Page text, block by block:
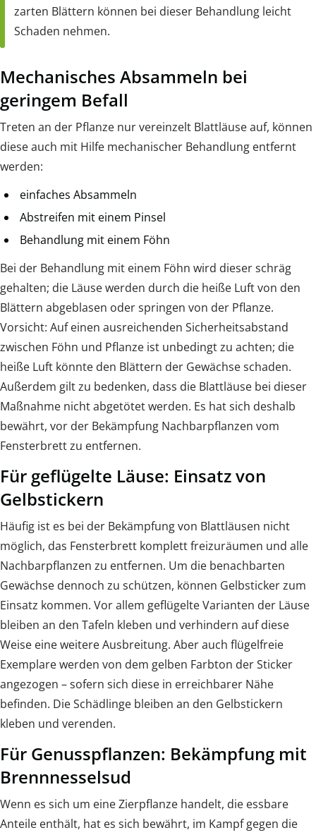
zarten Blättern können bei dieser Behandlung leicht
Schaden nehmen.
Mechanisches Absammeln bei
geringem Befall
Treten an der Pflanze nur vereinzelt Blattläuse auf, können
diese auch mit Hilfe mechanischer Behandlung entfernt
werden:
einfaches Absammeln
Abstreifen mit einem Pinsel
Behandlung mit einem Föhn
Bei der Behandlung mit einem Föhn wird dieser schräg
gehalten; die Läuse werden durch die heiße Luft von den
Blättern abgeblasen oder springen von der Pflanze.
Vorsicht: Auf einen ausreichenden Sicherheitsabstand
zwischen Föhn und Pflanze ist unbedingt zu achten; die
heiße Luft könnte den Blättern der Gewächse schaden.
Außerdem gilt zu bedenken, dass die Blattläuse bei dieser
Maßnahme nicht abgetötet werden. Es hat sich deshalb
bewährt, vor der Bekämpfung Nachbarpflanzen vom
Fensterbrett zu entfernen.
Für geflügelte Läuse: Einsatz von
Gelbstickern
Häufig ist es bei der Bekämpfung von Blattläusen nicht
möglich, das Fensterbrett komplett freizuräumen und alle
Nachbarpflanzen zu entfernen. Um die benachbarten
Gewächse dennoch zu schützen, können Gelbsticker zum
Einsatz kommen. Vor allem geflügelte Varianten der Läuse
bleiben an den Tafeln kleben und verhindern auf diese
Weise eine weitere Ausbreitung. Aber auch flügelfreie
Exemplare werden von dem gelben Farbton der Sticker
angezogen – sofern sich diese in erreichbarer Nähe
befinden. Die Schädlinge bleiben an den Gelbstickern
kleben und verenden.
Für Genusspflanzen: Bekämpfung mit
Brennnesselsud
Wenn es sich um eine Zierpflanze handelt, die essbare
Anteile enthält, hat es sich bewährt, im Kampf gegen die